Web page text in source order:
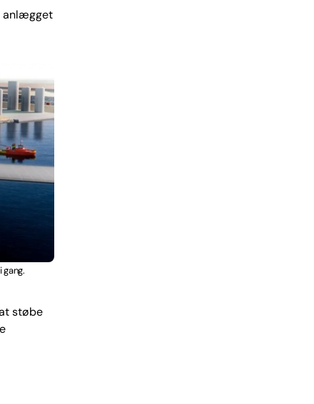
anlægget
støbe